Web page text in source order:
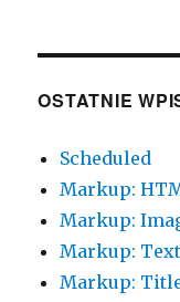
OSTATNIE
Scheduled
Markup:
Markup:
Markup:
Markup: